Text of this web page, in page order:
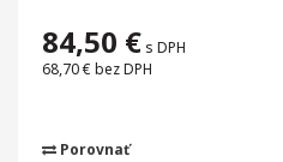
84,50 € s DPH
68,70 € bez DPH
Porovnať